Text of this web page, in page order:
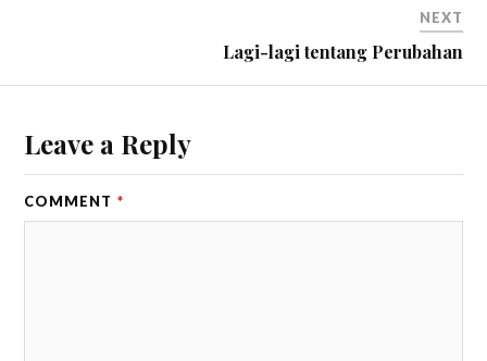
NEXT
Lagi-lagi tentang Perubahan
Leave a Reply
COMMENT *